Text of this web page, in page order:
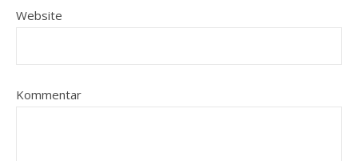
Website
Kommentar